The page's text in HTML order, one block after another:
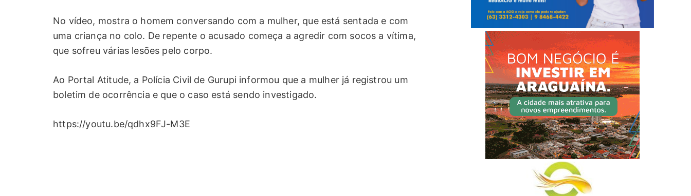
No vídeo, mostra o homem conversando com a mulher, que está sentada e com
uma criança no colo. De repente o acusado começa a agredir com socos a vítima,
que sofreu várias lesões pelo corpo.
Ao Portal Atitude, a Polícia Civil de Gurupi informou que a mulher já registrou um
boletim de ocorrência e que o caso está sendo investigado.
https://youtu.be/qdhx9FJ-M3E